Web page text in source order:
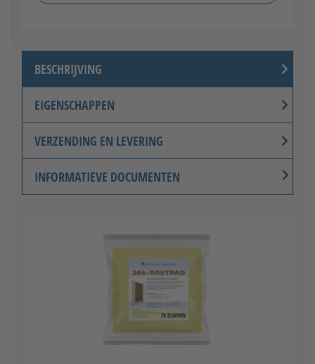
BESCHRIJVING
EIGENSCHAPPEN
VERZENDING EN LEVERING
INFORMATIEVE DOCUMENTEN